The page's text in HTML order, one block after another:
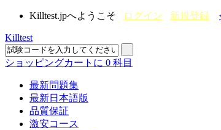
Killtest.jpへようこそ ログイン 新規登録
Killtest
ショッピングカートに 0 科目
最新問題集
最新日本語版
品質保証
激安コース